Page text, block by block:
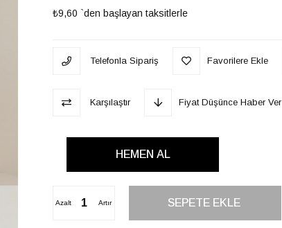
₺9,60 `den başlayan taksitlerle
Telefonla Sipariş Favorilere Ekle
Karşılaştır Fiyat Düşünce Haber Ver
Artır
Azalt